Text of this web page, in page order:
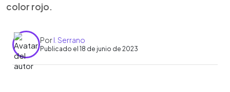
color rojo.
PorI. Serrano
Publicado el 18 de junio de 2023